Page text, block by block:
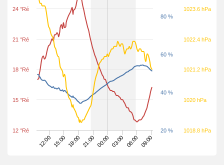
12:00 18:00 00:00 06:00
15:00 21:00 03:00 09:00
12 °Ré
15 °Ré
18 °Ré
21 °Ré
24 °Ré
20 %
40 %
60 %
80 %
1018.8 hPa
1020 hPa
1021.2 hPa
1022.4 hPa
1023.6 hPa